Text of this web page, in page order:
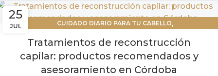
25
JUL CUIDADO DIARIO PARA TU CABELLO,
MASAJES CAPILARES
Tratamientos de reconstrucción
capilar: productos recomendados y
asesoramiento en Córdoba